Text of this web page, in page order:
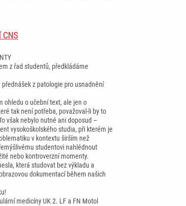
z řad studentů, předkládáme
z patologie pro usnadnění
ohledu o učební text, ale jen o
tak není potřeba, považoval-li by to
však nebylo nutné ani doposud –
vysokoškolského studia, při kterém je
v kontextu širším než
studentovi nahlédnout
nebo kontroverzní momenty.
která studovat bez výkladu a
dokumentací během našich
medicíny UK 2. LF a FN Motol